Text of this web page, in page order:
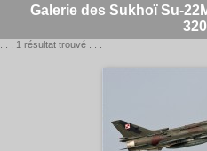
Galerie des Sukhoï Su-
. . . 1 résultat trouvé . . .